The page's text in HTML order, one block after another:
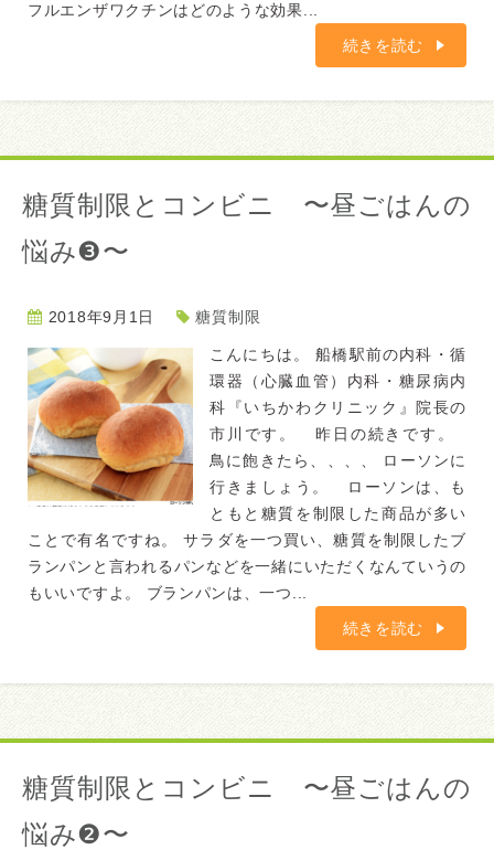
フルエンザワクチンはどのような効果...
続きを読む
糖質制限とコンビニ 〜昼ごはんの
悩み❸〜
2018年9月1日 糖質制限
こんにちは。 船橋駅前の内科・循
環器（心臓血管）内科・糖尿病内
科『いちかわクリニック』院長の
市川です。 昨日の続きです。
鳥に飽きたら、、、、 ローソンに
行きましょう。 ローソンは、も
ともと糖質を制限した商品が多い
ことで有名ですね。 サラダを一つ買い、糖質を制限したブ
ランパンと言われるパンなどを一緒にいただくなんていうの
もいいですよ。 ブランパンは、一つ...
続きを読む
糖質制限とコンビニ 〜昼ごはんの
悩み❷〜